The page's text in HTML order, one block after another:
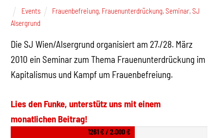
Events Frauenbefreiung, Frauenunterdrückung,Seminar,SJ
Alsergrund
Die SJ Wien/Alsergrund organisiert am 27./28. März
2010 ein Seminar zum Thema Frauenunterdrückung im
Kapitalismus und Kampf um Frauenbefreiung.
Lies den Funke, unterstütz uns mit einem
monatlichen Beitrag!
1261 € / 2.000 €